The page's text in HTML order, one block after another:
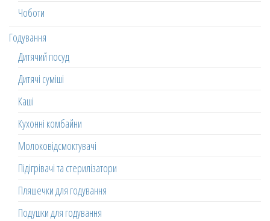
Чоботи
Годування
Дитячий посуд
Дитячі суміші
Каші
Кухонні комбайни
Молоковідсмоктувачі
Підігрівачі та стерилізатори
Пляшечки для годування
Подушки для годування